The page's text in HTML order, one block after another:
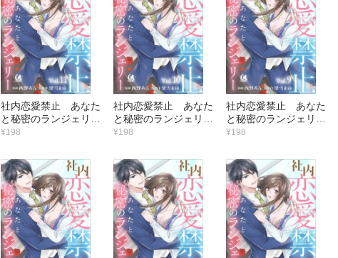
社内恋愛禁止 あなた
と秘密のランジェリー
【短編】11
¥198
社内恋愛禁止 あなた
と秘密のランジェリー
【短編】10
¥198
社内恋愛禁止 あなた
と秘密のランジェリー
【短編】9
¥198